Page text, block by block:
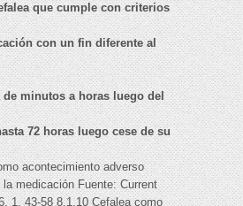
que cumple con criterios
con un fin diferente al
de minutos a horas luego del
72 horas luego cese de su
acontecimiento adverso
la medicación Fuente: Current
1, 43-58 8.1.10 Cefalea como